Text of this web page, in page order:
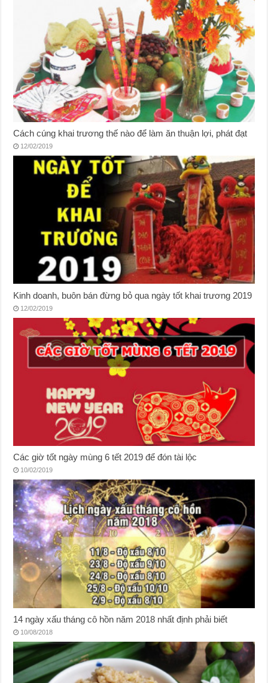
Cách cúng khai trương thế nào để làm ăn thuận lợi, phát đạt
12/02/2019
Kinh doanh, buôn bán đừng bỏ qua ngày tốt khai trương 2019
12/02/2019
Các giờ tốt ngày mùng 6 tết 2019 để đón tài lộc
10/02/2019
14 ngày xấu tháng cô hồn năm 2018 nhất định phải biết
10/08/2018